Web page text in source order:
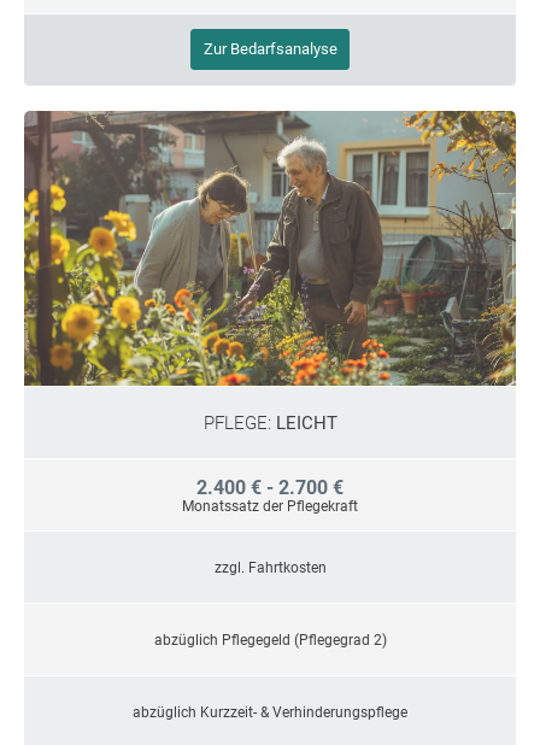
Zur Bedarfsanalyse
PFLEGE: LEICHT
2.400 € - 2.700 €
Monatssatz der Pflegekraft
zzgl. Fahrtkosten
abzüglich Pflegegeld (Pflegegrad 2)
abzüglich Kurzzeit- & Verhinderungspflege